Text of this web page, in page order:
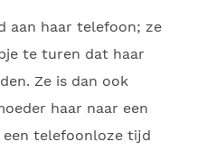
aan haar telefoon; ze
te turen dat haar
Ze is dan ook
haar naar een
telefoonloze tijd